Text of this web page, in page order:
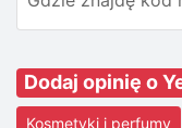
Dodaj opinię o
Kosmetyki i perfumy